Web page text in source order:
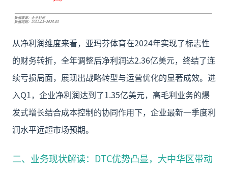
从净利润维度来看，亚玛芬体育在2024年实现了标志性
的财务转折，全年调整后净利润达2.36亿美元，终结了连
续亏损局面，展现出战略转型与运营优化的显著成效。进
入Q1，企业净利润达到了1.35亿美元，高毛利业务的爆
发式增长结合成本控制的协同作用下，企业最新一季度利
润水平远超市场预期。
二、业务现状解读：DTC优势凸显，大中华区带动